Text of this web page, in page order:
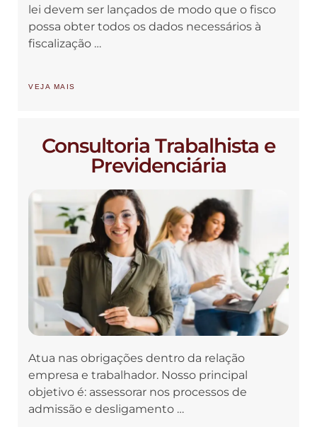
lei devem ser lançados de modo que o fisco
possa obter todos os dados necessários à
fiscalização …
VEJA MAIS
Consultoria Trabalhista e
Previdenciária
Atua nas obrigações dentro da relação
empresa e trabalhador. Nosso principal
objetivo é: assessorar nos processos de
admissão e desligamento …